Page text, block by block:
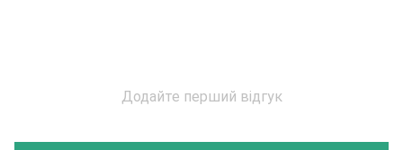
Додайте перший відгук